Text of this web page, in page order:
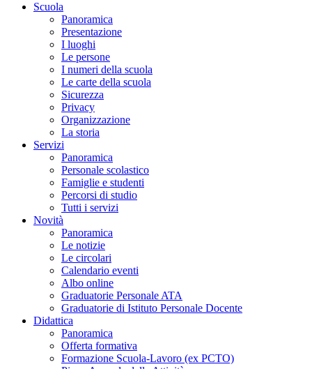
Scuola
Panoramica
Presentazione
I luoghi
Le persone
I numeri della scuola
Le carte della scuola
Sicurezza
Privacy
Organizzazione
La storia
Servizi
Panoramica
Personale scolastico
Famiglie e studenti
Percorsi di studio
Tutti i servizi
Novità
Panoramica
Le notizie
Le circolari
Calendario eventi
Albo online
Graduatorie Personale ATA
Graduatorie di Istituto Personale Docente
Didattica
Panoramica
Offerta formativa
Formazione Scuola-Lavoro (ex PCTO)